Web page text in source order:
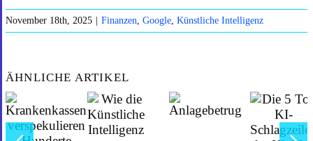
November 18th, 2025 Finanzen, Google, Künstliche Intelligenz
ÄHNLICHE ARTIKEL